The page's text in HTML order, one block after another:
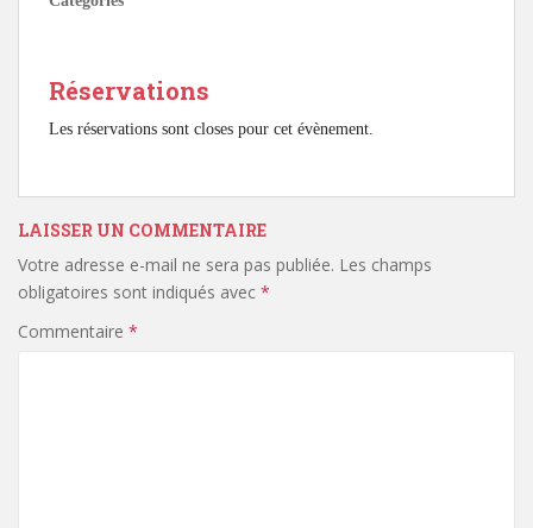
Réservations
Les réservations sont closes pour cet évènement.
LAISSER UN COMMENTAIRE
Votre adresse e-mail ne sera pas publiée. Les champs
obligatoires sont indiqués avec *
Commentaire *